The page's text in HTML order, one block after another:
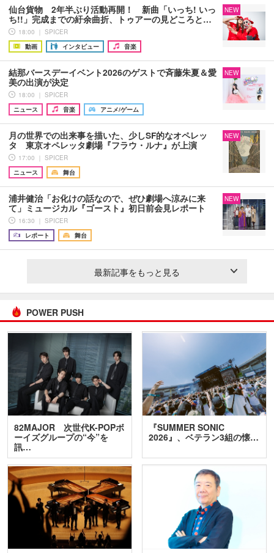
仙台貨物 2年半ぶり活動再開！ 新曲「いっち! いっ
ち!!」完成までの紆余曲折、トゥアーの見どころと…
18:00 ｜ SPICER
動画
インタビュー 音楽
NEW
結那バースデーイベント2026のゲストで斉藤朱夏＆愛
美の出演が決定
18:00 ｜ SPICER
ニュース
音楽 アニメ/ゲーム
NEW
月の世界での出来事を描いた、少しSF的なオペレッ
タ 東京オペレッタ劇場『フラウ・ルナ』が上演
17:00 ｜ SPICER
ニュース
舞台
NEW
浦井健治「お化けの話なので、ぜひ劇場へ涼みに来
て」ミュージカル『ゴースト』初日前会見レポート
16:30 ｜ SPICER
レポート
舞台
NEW
最新記事をもっと見る
POWER PUSH
82MAJOR 次世代K-POPボ
ーイズグループの“今”を
訊…
『SUMMER SONIC
2026』、ベテラン3組の懐…